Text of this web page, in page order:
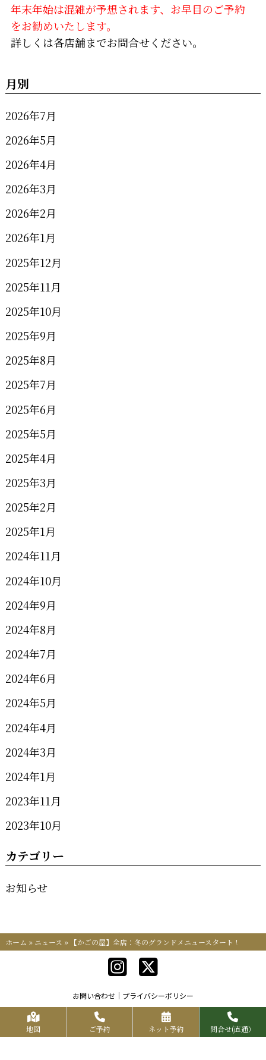
年末年始は混雑が予想されます、お早目のご予約
をお勧めいたします。
詳しくは各店舗までお問合せください。
月別
2026年7月
2026年5月
2026年4月
2026年3月
2026年2月
2026年1月
2025年12月
2025年11月
2025年10月
2025年9月
2025年8月
2025年7月
2025年6月
2025年5月
2025年4月
2025年3月
2025年2月
2025年1月
2024年11月
2024年10月
2024年9月
2024年8月
2024年7月
2024年6月
2024年5月
2024年4月
2024年3月
2024年1月
2023年11月
2023年10月
カテゴリー
お知らせ
ホーム » ニュース » 【かごの屋】全店：冬のグランドメニュースタート！
お問い合わせ プライバシーポリシー
Copyrights KR FOOD SERVICE All Rights Reserved.
地図 ご予約 ネット予約 問合せ(直通）